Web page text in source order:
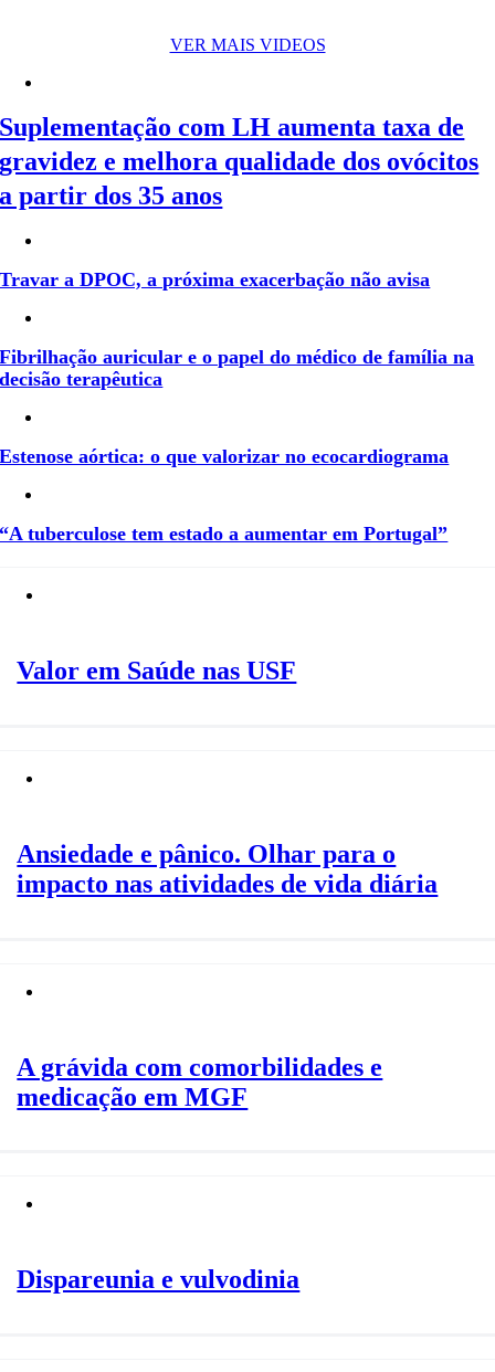
VER MAIS VIDEOS
Suplementação com LH aumenta taxa de
gravidez e melhora qualidade dos ovócitos
a partir dos 35 anos
Travar a DPOC, a próxima exacerbação não avisa
Fibrilhação auricular e o papel do médico de família na
decisão terapêutica
Estenose aórtica: o que valorizar no ecocardiograma
“A tuberculose tem estado a aumentar em Portugal”
Valor em Saúde nas USF
Ansiedade e pânico. Olhar para o
impacto nas atividades de vida diária
A grávida com comorbilidades e
medicação em MGF
Dispareunia e vulvodinia